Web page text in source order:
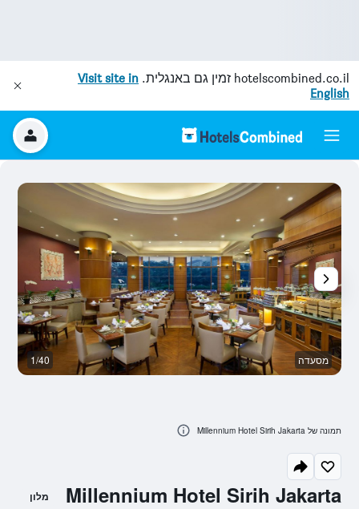
hotelscombined.co.il זמין גם באנגלית. Visit site in
English
Millennium Hotel Sirih Jakarta מלון
מסעדה 1/40
תמונה של Millennium Hotel Sirih Jakarta